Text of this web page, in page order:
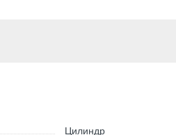
Цилиндр